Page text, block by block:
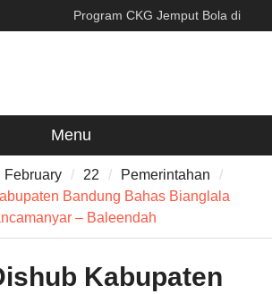
Program CKG Jemput Bola di
Labuan, Ribuan Warga
Menu
February 22
Pemerintahan
Bandung Bahas Bianglala
– Baleendah
Kabupaten